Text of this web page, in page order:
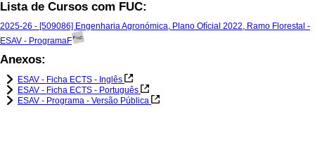
Lista de Cursos com FUC:
2025-26 - [509086] Engenharia Agronómica, Plano Ofícial 2022, Ramo Florestal -
ESAV - ProgramaF
Anexos:
ESAV - Ficha ECTS - Inglês
ESAV - Ficha ECTS - Português
ESAV - Programa - Versão Pública